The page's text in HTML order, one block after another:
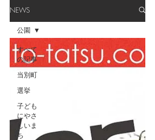
NEWS
すべて
の記事
当別町
選挙
子ども
にやさ
しいま
ち
公園